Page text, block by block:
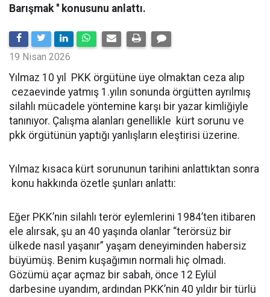
Barışmak '' konusunu anlattı.
19 Nisan 2026
Yılmaz 10 yıl PKK örgütüne üye olmaktan ceza alıp
cezaevinde yatmış 1.yılın sonunda örgütten ayrılmış
silahlı mücadele yöntemine karşı bir yazar kimliğiyle
tanınıyor. Çalışma alanları genellikle kürt sorunu ve
pkk örgütünün yaptığı yanlışların eleştirisi üzerine.
Yılmaz kısaca kürt sorununun tarihini anlattıktan sonra
konu hakkında özetle şunları anlattı:
Eğer PKK’nin silahlı terör eylemlerini 1984’ten itibaren
ele alırsak, şu an 40 yaşında olanlar “terörsüz bir
ülkede nasıl yaşanır” yaşam deneyiminden habersiz
büyümüş. Benim kuşağımın normali hiç olmadı.
Gözümü açar açmaz bir sabah, önce 12 Eylül
darbesine uyandım, ardından PKK’nin 40 yıldır bir türlü